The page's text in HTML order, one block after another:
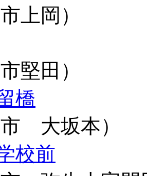
上岡）
堅田）
橋
市 大坂本）
校前